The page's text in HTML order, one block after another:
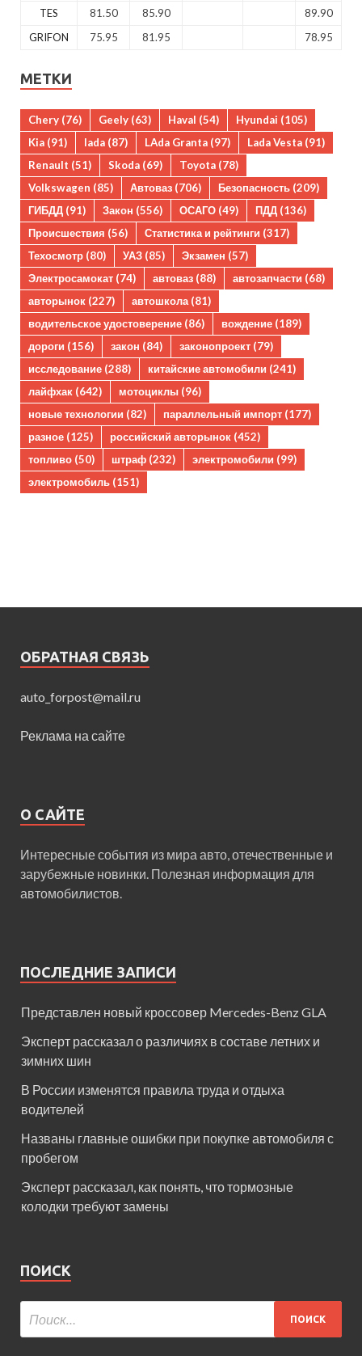
TES
81.50 85.90
89.90
GRIFON
75.95 81.95 78.95
МЕТКИ
Chery (76) Geely (63) Haval (54) Hyundai (105)
Kia (91) lada (87) LAda Granta (97) Lada Vesta (91)
Renault (51) Skoda (69) Toyota (78)
Volkswagen (85) Автоваз (706) Безопасность (209)
ГИБДД (91) Закон (556) ОСАГО (49) ПДД (136)
Происшествия (56) Статистика и рейтинги (317)
Техосмотр (80) УАЗ (85) Экзамен (57)
Электросамокат (74) автоваз (88) автозапчасти (68)
авторынок (227) автошкола(81)
водительское удостоверение (86) вождение (189)
дороги (156) закон (84) законопроект (79)
исследование (288) китайские автомобили (241)
лайфхак (642) мотоциклы (96)
новые технологии (82) параллельный импорт (177)
разное (125) российский авторынок (452)
топливо (50) штраф (232) электромобили (99)
электромобиль (151)
ОБРАТНАЯ СВЯЗЬ
auto_forpost@mail.ru
Реклама на сайте
О САЙТЕ
Интересные события из мира авто, отечественные и
зарубежные новинки. Полезная информация для
автомобилистов.
ПОСЛЕДНИЕ ЗАПИСИ
Представлен новый кроссовер Mercedes-Benz GLA
Эксперт рассказал о различиях в составе летних и
зимних шин
В России изменятся правила труда и отдыха
водителей
Названы главные ошибки при покупке автомобиля с
пробегом
Эксперт рассказал, как понять, что тормозные
колодки требуют замены
ПОИСК